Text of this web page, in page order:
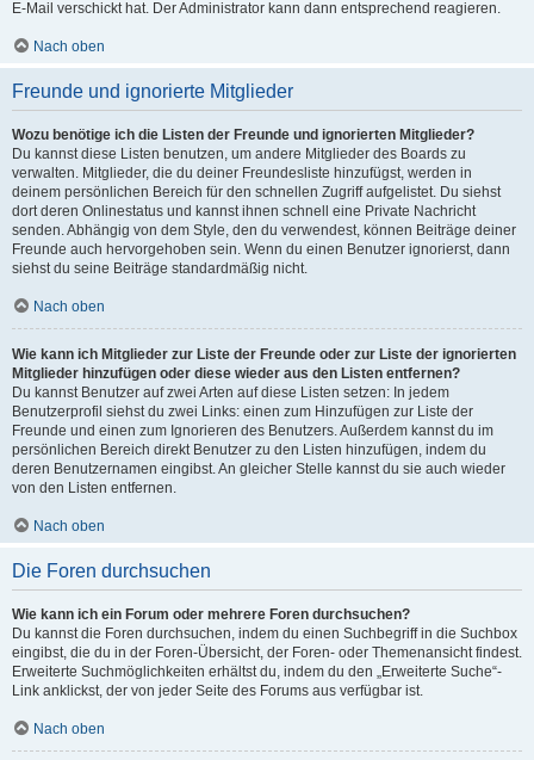
E-Mail verschickt hat. Der Administrator kann dann entsprechend reagieren.
Nach oben
Freunde und ignorierte Mitglieder
Wozu benötige ich die Listen der Freunde und ignorierten Mitglieder?
Du kannst diese Listen benutzen, um andere Mitglieder des Boards zu
verwalten. Mitglieder, die du deiner Freundesliste hinzufügst, werden in
deinem persönlichen Bereich für den schnellen Zugriff aufgelistet. Du siehst
dort deren Onlinestatus und kannst ihnen schnell eine Private Nachricht
senden. Abhängig von dem Style, den du verwendest, können Beiträge deiner
Freunde auch hervorgehoben sein. Wenn du einen Benutzer ignorierst, dann
siehst du seine Beiträge standardmäßig nicht.
Nach oben
Wie kann ich Mitglieder zur Liste der Freunde oder zur Liste der ignorierten
Mitglieder hinzufügen oder diese wieder aus den Listen entfernen?
Du kannst Benutzer auf zwei Arten auf diese Listen setzen: In jedem
Benutzerprofil siehst du zwei Links: einen zum Hinzufügen zur Liste der
Freunde und einen zum Ignorieren des Benutzers. Außerdem kannst du im
persönlichen Bereich direkt Benutzer zu den Listen hinzufügen, indem du
deren Benutzernamen eingibst. An gleicher Stelle kannst du sie auch wieder
von den Listen entfernen.
Nach oben
Die Foren durchsuchen
Wie kann ich ein Forum oder mehrere Foren durchsuchen?
Du kannst die Foren durchsuchen, indem du einen Suchbegriff in die Suchbox
eingibst, die du in der Foren-Übersicht, der Foren- oder Themenansicht findest.
Erweiterte Suchmöglichkeiten erhältst du, indem du den „Erweiterte Suche“-
Link anklickst, der von jeder Seite des Forums aus verfügbar ist.
Nach oben